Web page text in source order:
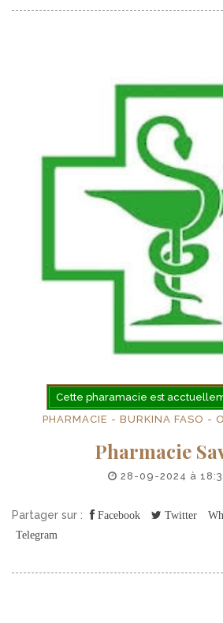
Cette pharamacie est
PHARMACIE - BURKINA FASO -
Pharmacie
28-09-2024 à
Partager sur : Facebook Twitter
Telegram